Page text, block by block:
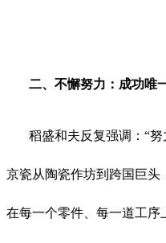
二、不懈努力：成功唯
稻盛和夫反复强调：“
京瓷从陶瓷作坊到跨国巨头
在每一个零件、每一道工序